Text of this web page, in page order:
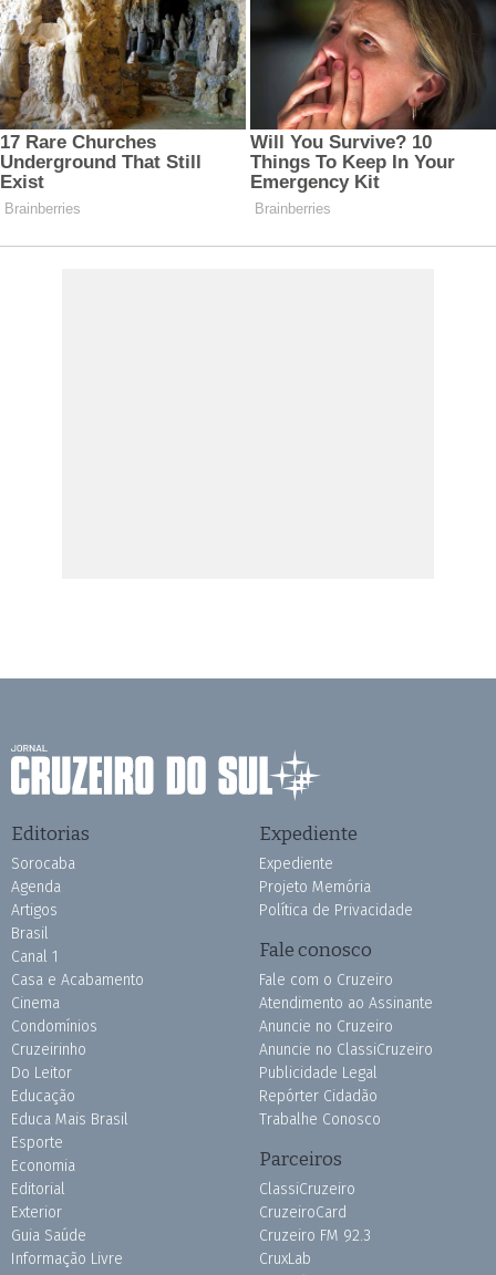
Editorias
Sorocaba
Agenda
Artigos
Brasil
Canal 1
Casa e Acabamento
Cinema
Condomínios
Cruzeirinho
Do Leitor
Educação
Educa Mais Brasil
Esporte
Economia
Editorial
Exterior
Guia Saúde
Informação Livre
Expediente
Expediente
Projeto Memória
Política de Privacidade
Fale conosco
Fale com o Cruzeiro
Atendimento ao Assinante
Anuncie no Cruzeiro
Anuncie no ClassiCruzeiro
Publicidade Legal
Repórter Cidadão
Trabalhe Conosco
Parceiros
ClassiCruzeiro
CruzeiroCard
Cruzeiro FM 92.3
CruxLab